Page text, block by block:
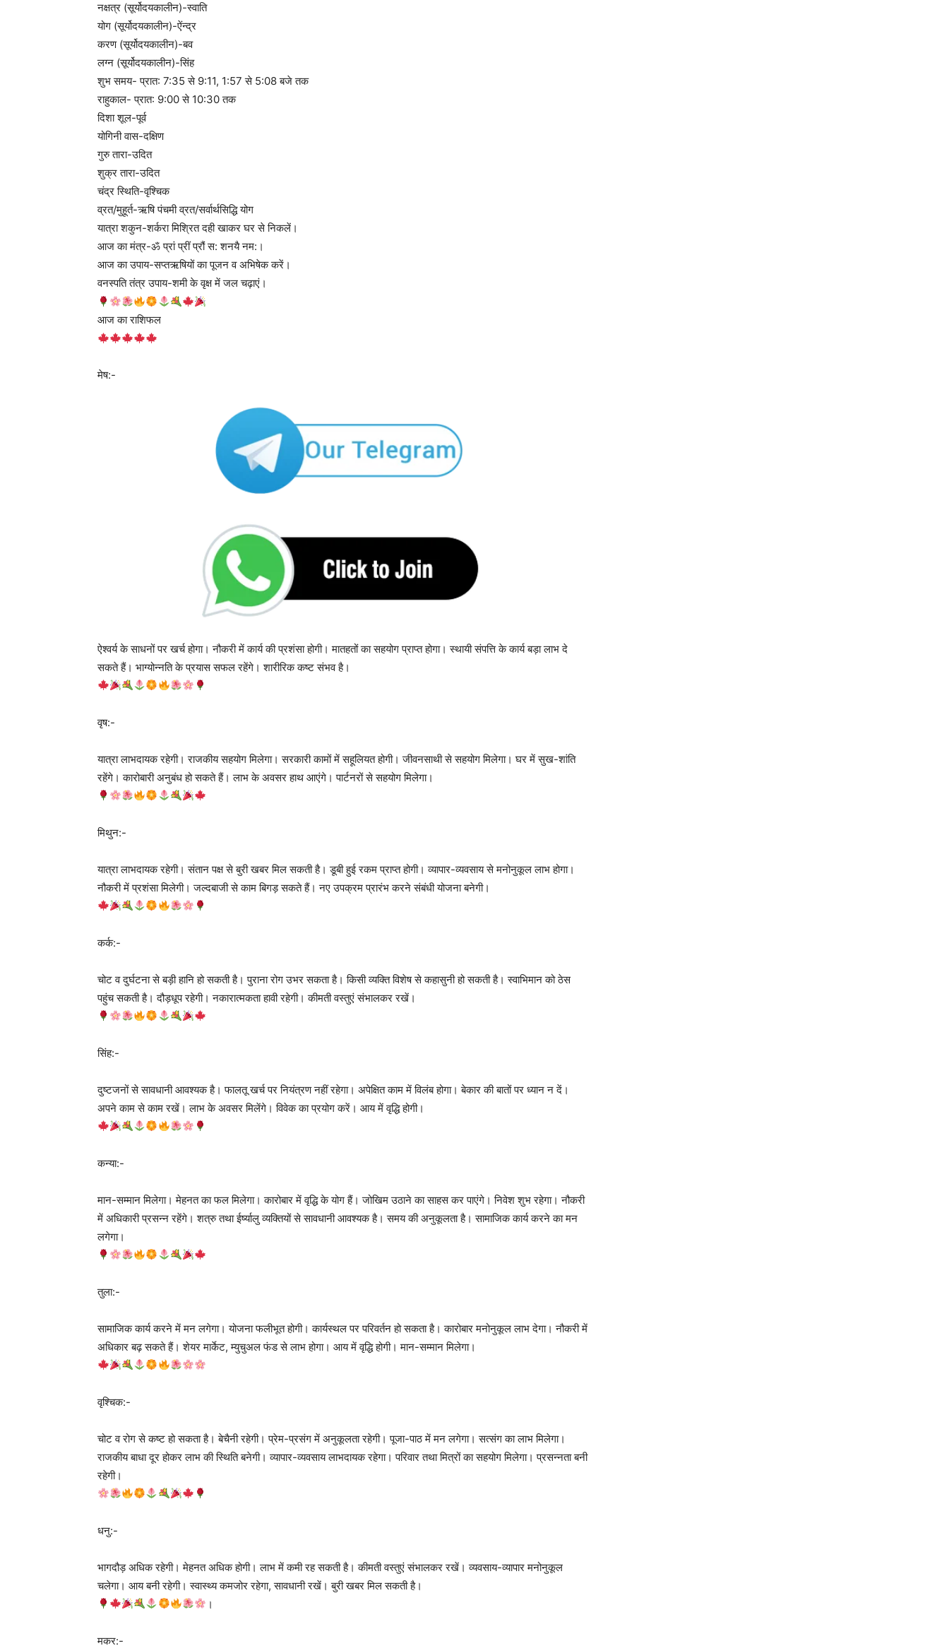
नक्षत्र (सूर्योदयकालीन)-स्वाति
योग (सूर्योदयकालीन)-ऐंन्द्र
करण (सूर्योदयकालीन)-बव
लग्न (सूर्योदयकालीन)-सिंह
शुभ समय- प्रात: 7:35 से 9:11, 1:57 से 5:08 बजे तक
राहुकाल- प्रात: 9:00 से 10:30 तक
दिशा शूल-पूर्व
योगिनी वास-दक्षिण
गुरु तारा-उदित
शुक्र तारा-उदित
चंद्र स्थिति-वृश्चिक
व्रत/मुहूर्त-ऋषि पंचमी व्रत/सर्वार्थसिद्धि योग
यात्रा शकुन-शर्करा मिश्रित दही खाकर घर से निकलें।
आज का मंत्र-ॐ प्रां प्रीं प्रौं स: शनयै नम:।
आज का उपाय-सप्तऋषियों का पूजन व अभिषेक करें।
वनस्पति तंत्र उपाय-शमी के वृक्ष में जल चढ़ाएं।
आज का राशिफल
मेष:-
ऐश्वर्य के साधनों पर खर्च होगा। नौकरी में कार्य की प्रशंसा होगी। मातहतों का सहयोग प्राप्त होगा। स्थायी संपत्ति के कार्य बड़ा लाभ दे
सकते हैं। भाग्योन्नति के प्रयास सफल रहेंगे। शारीरिक कष्ट संभव है।
वृष:-
यात्रा लाभदायक रहेगी। राजकीय सहयोग मिलेगा। सरकारी कामों में सहूलियत होगी। जीवनसाथी से सहयोग मिलेगा। घर में सुख-शांति
रहेंगे। कारोबारी अनुबंध हो सकते हैं। लाभ के अवसर हाथ आएंगे। पार्टनरों से सहयोग मिलेगा।
मिथुन:-
यात्रा लाभदायक रहेगी। संतान पक्ष से बुरी खबर मिल सकती है। डूबी हुई रकम प्राप्त होगी। व्यापार-व्यवसाय से मनोनुकूल लाभ होगा।
नौकरी में प्रशंसा मिलेगी। जल्दबाजी से काम बिगड़ सकते हैं। नए उपक्रम प्रारंभ करने संबंधी योजना बनेगी।
कर्क:-
चोट व दुर्घटना से बड़ी हानि हो सकती है। पुराना रोग उभर सकता है। किसी व्यक्ति विशेष से कहासुनी हो सकती है। स्वाभिमान को ठेस
पहुंच सकती है। दौड़धूप रहेगी। नकारात्मकता हावी रहेगी। कीमती वस्तुएं संभालकर रखें।
सिंह:-
दुष्टजनों से सावधानी आवश्यक है। फालतू खर्च पर नियंत्रण नहीं रहेगा। अपेक्षित काम में विलंब होगा। बेकार की बातों पर ध्यान न दें।
अपने काम से काम रखें। लाभ के अवसर मिलेंगे। विवेक का प्रयोग करें। आय में वृद्धि होगी।
कन्या:-
मान-सम्मान मिलेगा। मेहनत का फल मिलेगा। कारोबार में वृद्धि के योग हैं। जोखिम उठाने का साहस कर पाएंगे। निवेश शुभ रहेगा। नौकरी
में अधिकारी प्रसन्न रहेंगे। शत्रु तथा ईर्ष्यालु व्यक्तियों से सावधानी आवश्यक है। समय की अनुकूलता है। सामाजिक कार्य करने का मन
लगेगा।
तुला:-
सामाजिक कार्य करने में मन लगेगा। योजना फलीभूत होगी। कार्यस्थल पर परिवर्तन हो सकता है। कारोबार मनोनुकूल लाभ देगा। नौकरी में
अधिकार बढ़ सकते हैं। शेयर मार्केट, म्युचुअल फंड से लाभ होगा। आय में वृद्धि होगी। मान-सम्मान मिलेगा।
वृश्चिक:-
चोट व रोग से कष्ट हो सकता है। बेचैनी रहेगी। प्रेम-प्रसंग में अनुकूलता रहेगी। पूजा-पाठ में मन लगेगा। सत्संग का लाभ मिलेगा।
राजकीय बाधा दूर होकर लाभ की स्थिति बनेगी। व्यापार-व्यवसाय लाभदायक रहेगा। परिवार तथा मित्रों का सहयोग मिलेगा। प्रसन्नता बनी
रहेगी।
धनु:-
भागदौड़ अधिक रहेगी। मेहनत अधिक होगी। लाभ में कमी रह सकती है। कीमती वस्तुएं संभालकर रखें। व्यवसाय-व्यापार मनोनुकूल
चलेगा। आय बनी रहेगी। स्वास्थ्य कमजोर रहेगा, सावधानी रखें। बुरी खबर मिल सकती है।
।
मकर:-